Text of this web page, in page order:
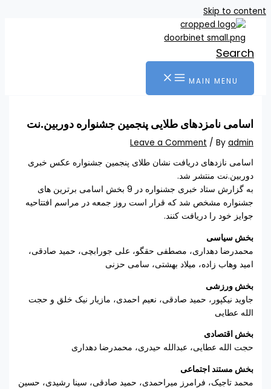
Skip to content
Search
MAIN MENU
اسامی نامزدهای طلایی پنجمین جشنواره دوربین.نت
Leave a Comment / By admin
اسامی نازدهای دریافت نشان طلای پنجمین جشنواره عکس خبری
دوربین.نت منتشر شد.
به گزارش ستاد خبری جشنواره در 9 بخش اسامی برترین های
جشنواره مشخص شد که قرار است روز جمعه در مراسم افتتاحیه
جوایز خود را دریافت کنند.
بخش سیاسی
محمدرضا دهداری، مصطفی حقگو، علی جورابچی، حمید صادقی،
امید وهاب زاده، میلاد بهشتی، سامی حزنی
بخش ورزشی
جاوید نیکپور، حمید صادقی، نعیم احمدی، مازیار نیک خلق و حجت
الله عطایی
بخش اقتصادی
حجت الله عطایی، عبدالله حیدری، محمدرضا دهداری
بخش مستند اجتماعی
محمد تاجیک، فرامرز میراحمدی، حمید صادقی، سینا رشیدی، حسین